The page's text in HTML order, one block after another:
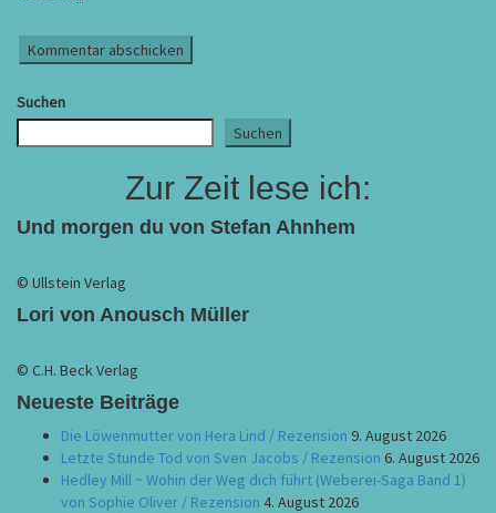
Suchen
Suchen
Zur Zeit lese ich:
Und morgen du von Stefan Ahnhem
© Ullstein Verlag
Lori von Anousch Müller
© C.H. Beck Verlag
Neueste Beiträge
Die Löwenmutter von Hera Lind / Rezension 9. August 2026
Letzte Stunde Tod von Sven Jacobs / Rezension 6. August 2026
Hedley Mill ~ Wohin der Weg dich führt (Weberei-Saga Band 1)
von Sophie Oliver / Rezension 4. August 2026